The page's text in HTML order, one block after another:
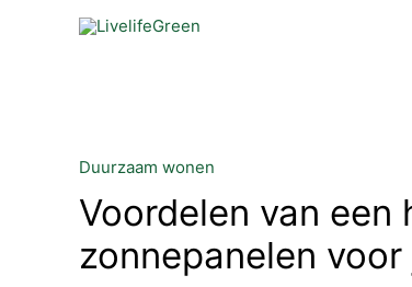
Duurzaam wonen
Voordelen van
zonnepanelen